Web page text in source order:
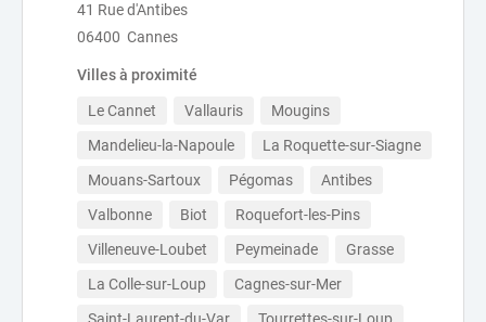
41 Rue d'Antibes
06400 Cannes
Villes à proximité
Le Cannet Vallauris
Mougins
Mandelieu-la-Napoule
La Roquette-sur-Siagne
Mouans-Sartoux
Pégomas
Antibes
Valbonne
Biot
Roquefort-les-Pins
Villeneuve-Loubet
Peymeinade
Grasse
La Colle-sur-Loup
Cagnes-sur-Mer